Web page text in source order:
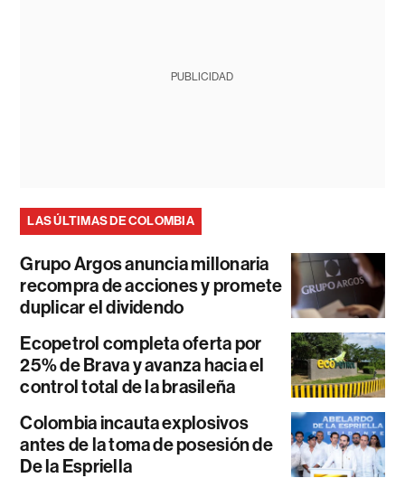
PUBLICIDAD
LAS ÚLTIMAS DE COLOMBIA
Grupo Argos anuncia millonaria
recompra de acciones y promete
duplicar el dividendo
Ecopetrol completa oferta por
25% de Brava y avanza hacia el
control total de la brasileña
Colombia incauta explosivos
antes de la toma de posesión de
De la Espriella